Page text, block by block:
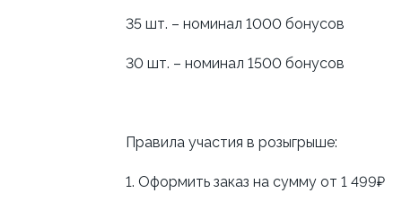
35 шт. – номинал 1000 бонусов
30 шт. – номинал 1500 бонусов
Правила участия в розыгрыше:
1. Оформить заказ на сумму от 1 499₽